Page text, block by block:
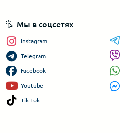
Мы в соцсетях
Instagram
Telegram
Facebook
Youtube
Tik Tok